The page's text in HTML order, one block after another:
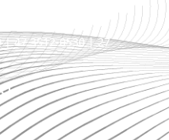
| 47 3512-0530 | 27